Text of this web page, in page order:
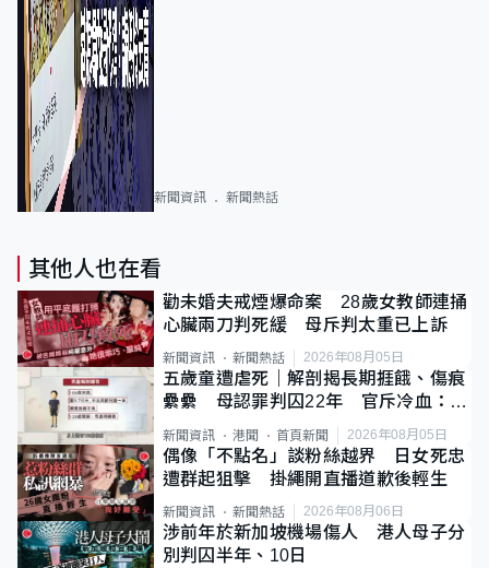
新聞資訊 新聞熱話
其他人也在看
勸未婚夫戒煙爆命案 28歲女教師連捅
心臟兩刀判死緩 母斥判太重已上訴
新聞資訊 新聞熱話 2026年08月05日
五歲童遭虐死｜解剖揭長期捱餓、傷痕
纍纍 母認罪判囚22年 官斥冷血：同
類案最惡劣
新聞資訊 港聞 首頁新聞 2026年08月05日
偶像「不點名」談粉絲越界 日女死忠
遭群起狙擊 掛繩開直播道歉後輕生
新聞資訊 新聞熱話 2026年08月06日
涉前年於新加坡機場傷人 港人母子分
別判囚半年、10日